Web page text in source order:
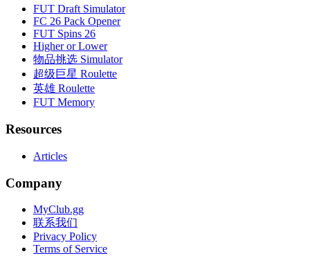
FUT Draft Simulator
FC 26 Pack Opener
FUT Spins 26
Higher or Lower
物品挑选 Simulator
超级巨星 Roulette
英雄 Roulette
FUT Memory
Resources
Articles
Company
MyClub.gg
联系我们
Privacy Policy
Terms of Service